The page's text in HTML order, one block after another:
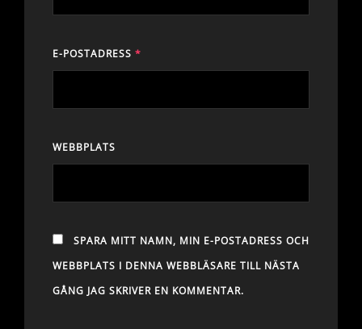
E-POSTADRESS *
WEBBPLATS
SPARA MITT NAMN, MIN E-POSTADRESS OCH
WEBBPLATS I DENNA WEBBLÄSARE TILL NÄSTA
GÅNG JAG SKRIVER EN KOMMENTAR.